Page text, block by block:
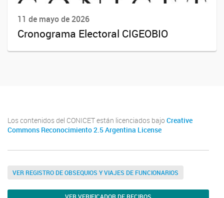
11 de mayo de 2026
Cronograma Electoral CIGEOBIO
Los contenidos del CONICET están licenciados bajo Creative
Commons Reconocimiento 2.5 Argentina License
VER REGISTRO DE OBSEQUIOS Y VIAJES DE FUNCIONARIOS
VER VERIFICADOR DE RECIBOS